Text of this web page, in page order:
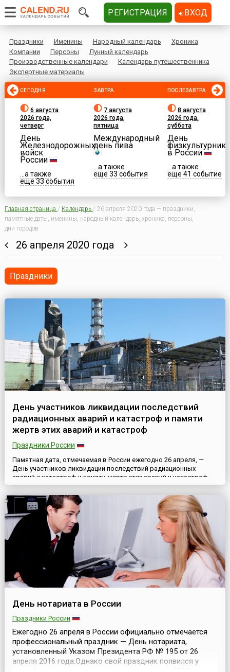
Праздники Именины Народный календарь
Хроника
Компании
Персоны
Лунный календарь
Производственные календари
Календарь путешественника
Экспертные материалы
СЕГОДНЯ
6 августа
2026 года,
четверг
День
Железнодорожных
войск
России
...а также
еще 33 события
ЗАВТРА
7 августа
2026 года,
пятница
Международный
день пива
...а также
еще 33 события
ПОСЛЕЗАВТРА
8 августа
2026 года,
суббота
День
физкультурника
в России
...а также
еще 41 событие
Главная страница / Календарь / 26 апреля 2020 года — праздники,
памятные даты, именины, народный календарь, хроника, персоны,
дни городов
26 апреля 2020 года
Праздники
День участников ликвидации последствий
радиационных аварий и катастроф и памяти
жертв этих аварий и катастроф
Праздники России
Памятная дата, отмечаемая в России ежегодно 26 апреля, —
День участников ликвидации последствий радиационных
аварий и катастроф и памяти жертв этих аварий и катастроф —
появилась в официальном календаре российских памятных дат
спустя семь лет после аварии на Чернобыльской АЭС, печально
известной на весь мир. Она была установлена постановлением
Президиума Верховного Совета РФ от 22 апреля 1993 ...
День нотариата в России
Праздники России
Ежегодно 26 апреля в России официально отмечается
профессиональный праздник — День нотариата,
установленный Указом Президента РФ № 195 от 26
апреля 2016 года.Однако свой праздник появился у
РЕГИСТРАЦИЯ ВХОД